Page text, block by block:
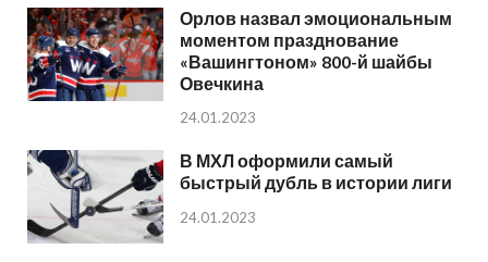
Орлов назвал эмоциональным
моментом празднование
«Вашингтоном» 800-й шайбы
Овечкина
24.01.2023
В МХЛ оформили самый
быстрый дубль в истории лиги
24.01.2023